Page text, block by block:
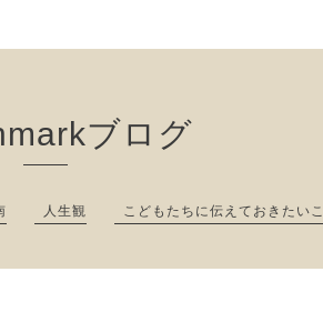
ブログ
人生観 こどもたちに伝えておきたい